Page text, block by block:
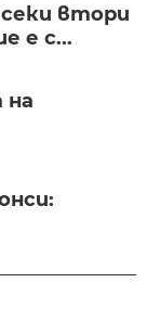
втори
е с...
на